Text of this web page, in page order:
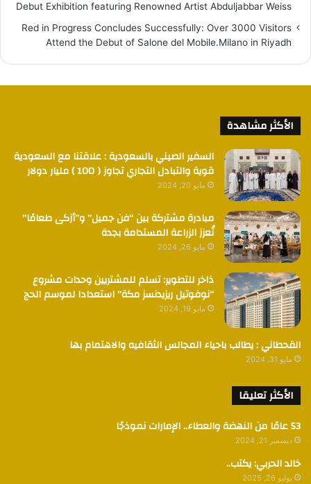
Debut Exhibition featuring Renowned Artist Abduljabbar Weiss
Red in Progress Concludes Successfully: Over 3000 Visitors
Attend the Debut of Salone del Mobile.Milano in Riyadh
الأكثر مشاهدة
السفير الصيني بالسعودية : علاقتنا مع السعودية
قوية والتبادل التجاري تجاوز ( 100 ) مليار دولار
مايو 20, 2024
مبادرة مشتركة بين “فن جميل” و”أزكى طعامًا”
تُعزز الزراعة المستدامة بجدة
مايو 26, 2024
ذاخر للتطوير: تسلم للمشتريين وحدات مشروع
“نوفوتيل ريزيدنسز مكة” استعدادا لموسم الحج
مايو 19, 2024
القحطاني : يطالب باحياء المجالس الثقافيه والاهتمام بها
مايو 31, 2024
الأكثر تعليقا
53 عامًا من النهضة والعطاء.. الإمارات نموذجًا
ديسمبر 21, 2024
خالد الحربي: يكتب..
يوليو 26, 2025